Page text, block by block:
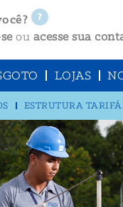
ou acesse sua
LOJAS
ESTRUTURA